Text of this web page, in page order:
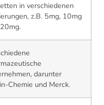
in verschiedenen
z.B. 5mg, 10mg
darunter
Chemie und Merck.